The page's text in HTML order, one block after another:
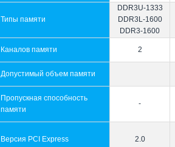
Типы памяти
DDR3U-1333
DDR3L-1600
DDR3-1600
Каналов памяти 2
Допустимый объем памяти
Пропускная способность
памяти
-
Версия PCI Express 2.0